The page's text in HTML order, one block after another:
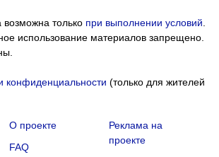
только при выполнении условий
использование материалов запрещено.
конфиденциальности (только для жителей
О проекте
FAQ
Реклама на
проекте